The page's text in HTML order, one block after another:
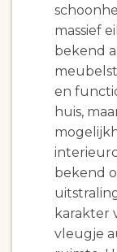
massief
bekend
en
huis,
bekend
karakter
vleugje